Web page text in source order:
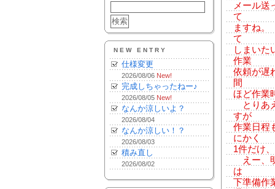
NEW ENTRY
仕様変更
2026/08/06 New!
完成しちゃったねー♪
2026/08/05 New!
なんか涼しいよ？
2026/08/04
なんか涼しい！？
2026/08/03
積み直し
2026/08/02
メール送
て
ますね。
て
しまいた
作業
依頼が遅
間
ほど作業
とりあ
すが
作業日程
にかく
1件だけ
えー、
は
下準備作